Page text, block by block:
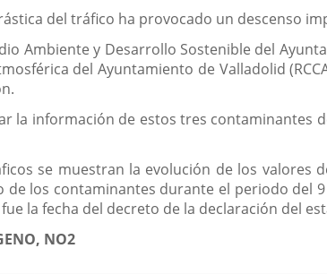
del tráfico ha provocado un descenso
Ambiente y Desarrollo Sostenible del
del Ayuntamiento de Valladolid
la información de estos tres
se muestran la evolución de los valores
de los contaminantes durante el periodo del
la fecha del decreto de la declaración del
NO2